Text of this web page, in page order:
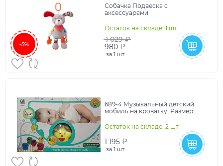
-5%
Собачка Подвеска с
аксессуарами
Остаток на складе: 1 шт
1 029 ₽
980 ₽
за 1 шт
689-4 Музыкальный детский
мобиль на кроватку. Размер:
Остаток на складе: 2 шт
1 195 ₽
за 1 шт